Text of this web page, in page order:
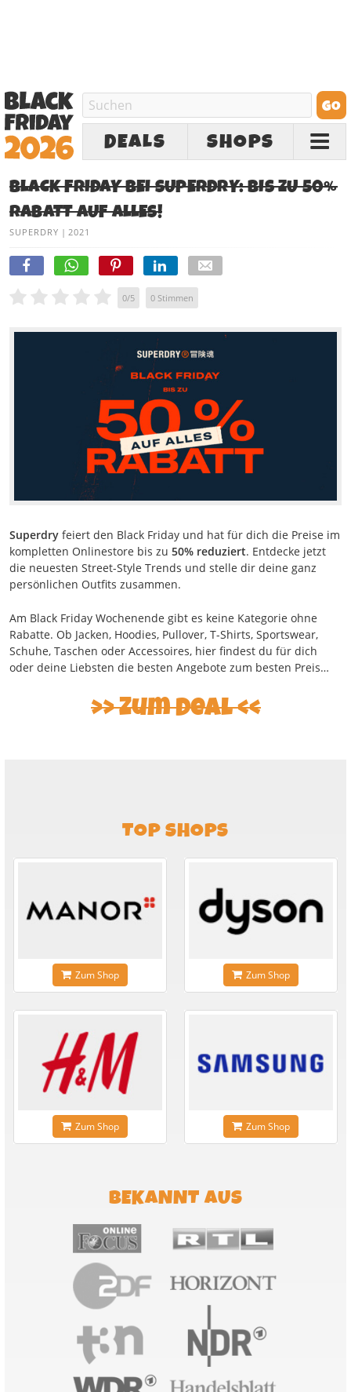
DEALS SHOPS
BLACK FRIDAY BEI SUPERDRY: BIS ZU 50%
RABATT AUF ALLES!
SUPERDRY | 2021
0/5 0 Stimmen
Superdry feiert den Black Friday und hat für dich die Preise im
kompletten Onlinestore bis zu 50% reduziert. Entdecke jetzt
die neuesten Street-Style Trends und stelle dir deine ganz
persönlichen Outfits zusammen.
Am Black Friday Wochenende gibt es keine Kategorie ohne
Rabatte. Ob Jacken, Hoodies, Pullover, T-Shirts, Sportswear,
Schuhe, Taschen oder Accessoires, hier findest du für dich
oder deine Liebsten die besten Angebote zum besten Preis…
Zum Deal
TOP SHOPS
Zum Shop Zum Shop
Zum Shop Zum Shop
BEKANNT AUS